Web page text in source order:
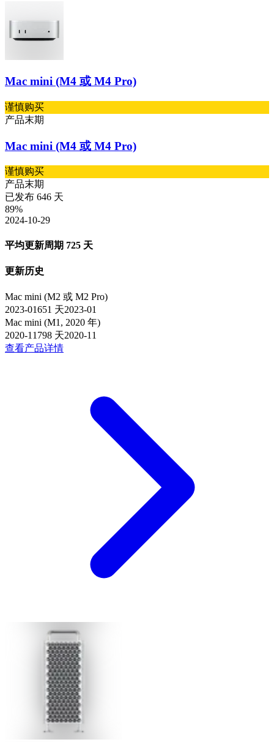
Mac mini (M4 或 M4 Pro)
谨慎购买
产品末期
Mac mini (M4 或 M4 Pro)
谨慎购买
产品末期
已发布 646 天
89%
2024-10-29
平均更新周期 725 天
更新历史
Mac mini (M2 或 M2 Pro)
2023-01651 天2023-01
Mac mini (M1, 2020 年)
2020-11 798 天2020-11
查看产品详情